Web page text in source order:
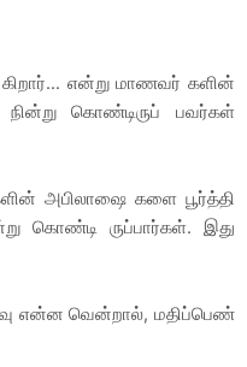
என்று மாணவர் களின்
கொண்டிருப் பவர்கள்
அபிலாஷை களை பூர்த்தி
கொண்டி ருப்பார்கள். இது
என்ன வென்றால், மதிப்பெண்